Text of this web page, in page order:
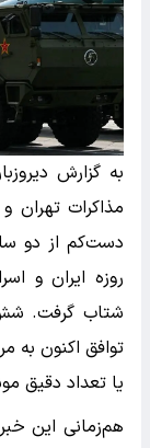
به گزارش
روزه ایران و
شتاب گرفت. شش
توافق اکنون به
یا تعداد
هم‌زمانی این